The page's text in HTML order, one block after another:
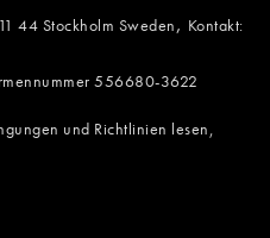
44 Stockholm Sweden ,
Kontakt:
556680-3622
und Richtlinien lesen,